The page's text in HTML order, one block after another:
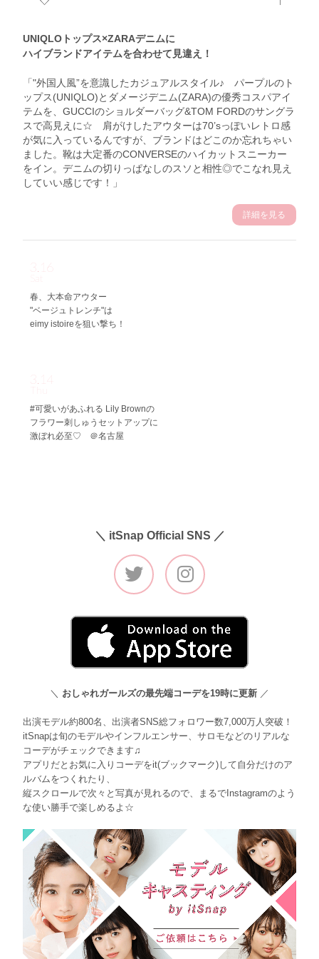
UNIQLOトップス×ZARAデニムに
ハイブランドアイテムを合わせて見違え！
「"外国人風”を意識したカジュアルスタイル♪ パープルのト
ップス(UNIQLO)とダメージデニム(ZARA)の優秀コスパアイ
テムを、GUCCIのショルダーバッグ&TOM FORDのサングラ
スで高見えに☆ 肩がけしたアウターは70’sっぽいレトロ感
が気に入っているんですが、ブランドはどこのか忘れちゃい
ました。靴は大定番のCONVERSEのハイカットスニーカー
をイン。デニムの切りっぱなしのスソと相性◎でこなれ見え
していい感じです！」
詳細を見る
3.16
春、大本命アウター
"ベージュトレンチ"は
eimy istoireを狙い撃ち！
3.14
#可愛いがあふれる Lily Brownの
フラワー刺しゅうセットアップに
激ぼれ必至♡ ＠名古屋
＼ itSnap Official SNS ／
＼ おしゃれガールズの最先端コーデを19時に更新 ／
出演モデル約800名、出演者SNS総フォロワー数7,000万人突破！
itSnapは旬のモデルやインフルエンサー、サロモなどのリアルな
コーデがチェックできます♫
アプリだとお気に入りコーデをit(ブックマーク)して自分だけのア
ルバムをつくれたり、
縦スクロールで次々と写真が見れるので、まるでInstagramのよう
な使い勝手で楽しめるよ☆